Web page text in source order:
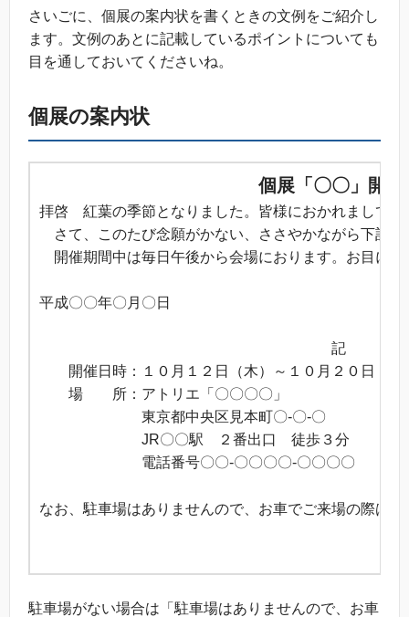
さいごに、個展の案内状を書くときの文例をご紹介し
ます。文例のあとに記載しているポイントについても
目を通しておいてくださいね。
個展の案内状
個展「〇〇」開
拝啓 紅葉の季節となりました。皆様におかれまして
さて、このたび念願がかない、ささやかながら下記
開催期間中は毎日午後から会場におります。お目に
平成〇〇年〇月〇日
記
開催日時：１０月１２日（木）～１０月２０日（
場 所：アトリエ「〇〇〇〇」
東京都中央区見本町〇-〇-〇
JR〇〇駅 ２番出口 徒歩３分
電話番号〇〇-〇〇〇〇-〇〇〇〇
なお、駐車場はありませんので、お車でご来場の際は
駐車場がない場合は「駐車場はありませんので、お車